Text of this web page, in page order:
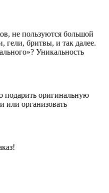
не пользуются большой
гели, бритвы, и так далее.
Уникальность
подарить оригинальную
или организовать